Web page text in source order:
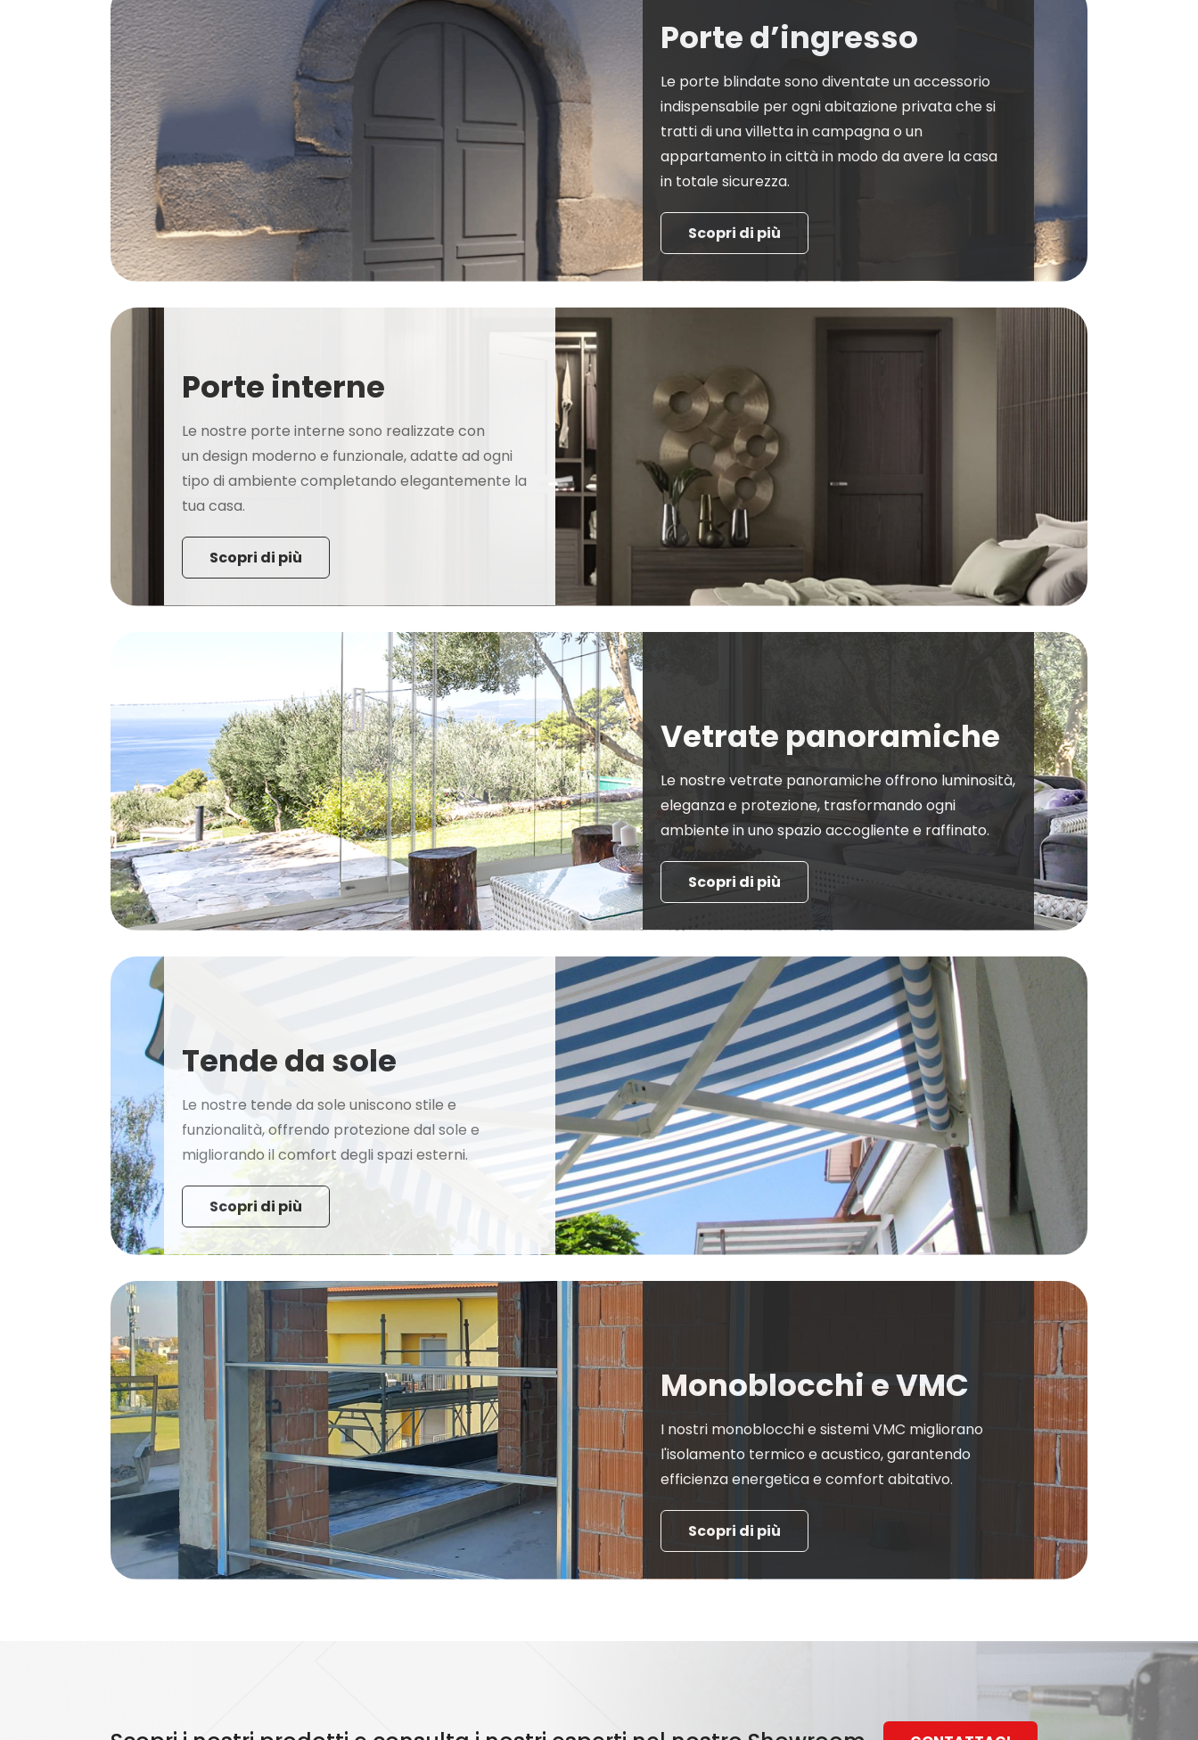
Porte d’ingresso
Le porte blindate sono diventate un accessorio
indispensabile per ogni abitazione privata che si
tratti di una villetta in campagna o un
appartamento in città in modo da avere la casa
in totale sicurezza.
Scopri di più
Porte interne
Le nostre porte interne sono realizzate con
un design moderno e funzionale, adatte ad ogni
tipo di ambiente completando elegantemente la
tua casa.
Scopri di più
Vetrate panoramiche
Le nostre vetrate panoramiche offrono luminosità,
eleganza e protezione, trasformando ogni
ambiente in uno spazio accogliente e raffinato.
Scopri di più
Tende da sole
Le nostre tende da sole uniscono stile e
funzionalità, offrendo protezione dal sole e
migliorando il comfort degli spazi esterni.
Scopri di più
Monoblocchi e VMC
I nostri monoblocchi e sistemi VMC migliorano
l'isolamento termico e acustico, garantendo
efficienza energetica e comfort abitativo.
Scopri di più